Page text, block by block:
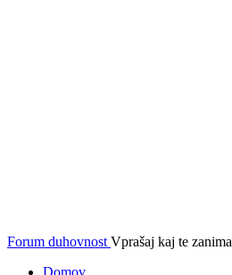
Forum duhovnost Vprašaj kaj te zanima
Domov